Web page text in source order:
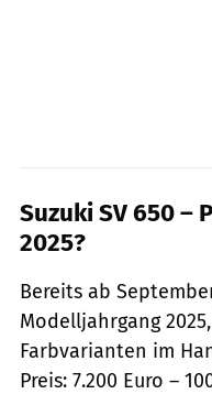
Suzuki SV 650 –
2025?
Bereits ab
Modelljahrgang
Farbvarianten im
Preis: 7.200 Euro –